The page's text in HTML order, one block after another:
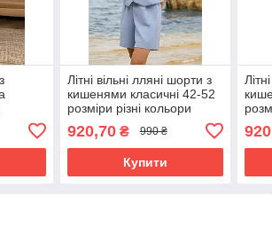
44-50
Літні вільні лляні шорти з
кишенями класичні 42-52
розміри різні кольори
920,70₴ 990 ₴
Купити